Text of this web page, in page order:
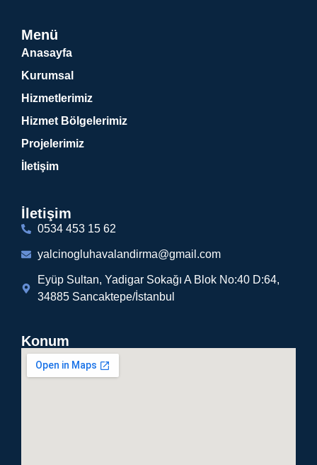
Menü
Anasayfa
Kurumsal
Hizmetlerimiz
Hizmet Bölgelerimiz
Projelerimiz
İletişim
İletişim
0534 453 15 62
yalcinogluhavalandirma@gmail.com
Eyüp Sultan, Yadigar Sokağı A Blok No:40 D:64,
34885 Sancaktepe/İstanbul
Konum